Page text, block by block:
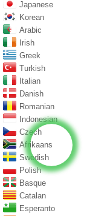
Japanese
Korean
Arabic
Irish
Greek
Turkish
Italian
Danish
Romanian
Indonesian
Czech
Afrikaans
Swedish
Polish
Basque
Catalan
Esperanto